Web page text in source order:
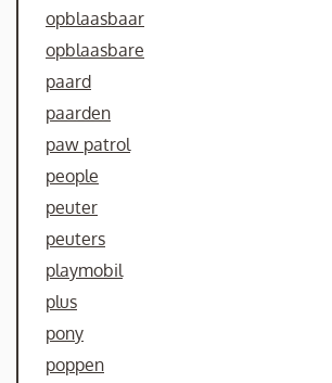
opblaasbaar
opblaasbare
paard
paarden
paw patrol
people
peuter
peuters
playmobil
plus
pony
poppen